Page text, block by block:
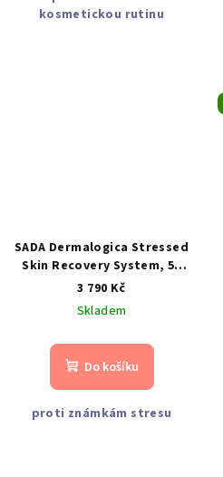
kosmetickou rutinu
SADA Dermalogica Stressed
Skin Recovery System, 50
ml + 75 ml
3 790 Kč
Skladem
Do košíku
proti známkám stresu